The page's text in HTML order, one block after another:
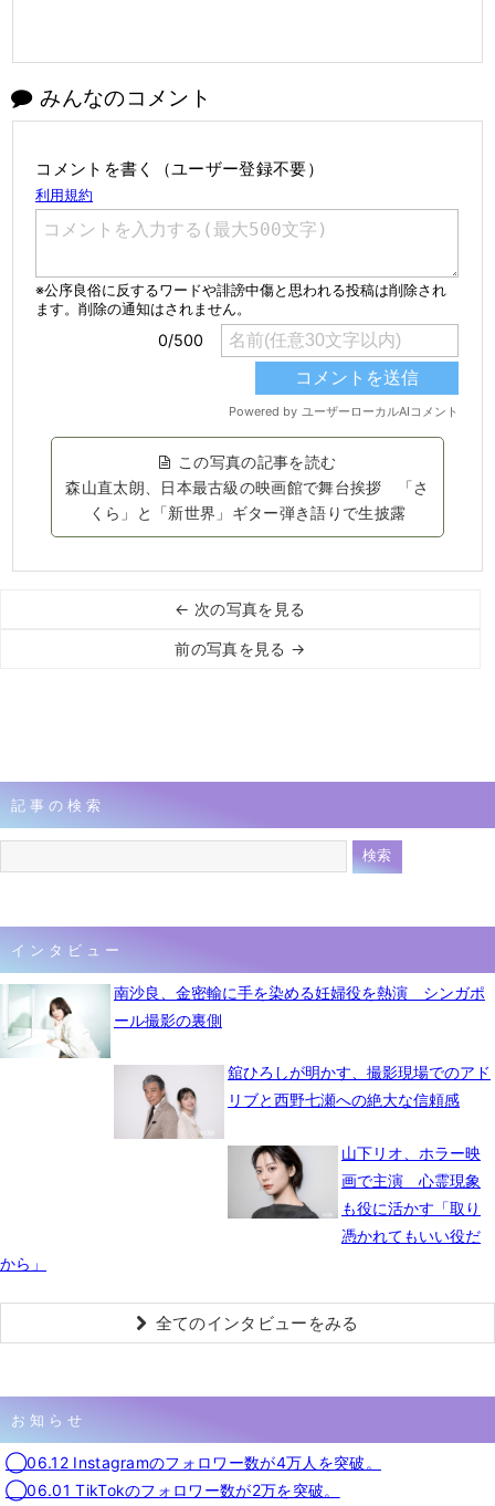
みんなのコメント
コメントを書く（ユーザー登録不要）
この写真の記事を読む
森山直太朗、日本最古級の映画館で舞台挨拶 「さ
くら」と「新世界」ギター弾き語りで生披露
← 次の写真を見る
前の写真を見る →
記事の検索
インタビュー
南沙良、金密輸に手を染める妊婦役を熱演 シンガポ
ール撮影の裏側
舘ひろしが明かす、撮影現場でのアド
リブと西野七瀬への絶大な信頼感
山下リオ、ホラー映
画で主演 心霊現象
も役に活かす「取り
憑かれてもいい役だ
から」
全てのインタビューをみる
お知らせ
◯06.12 Instagramのフォロワー数が4万人を突破。
◯06.01 TikTokのフォロワー数が2万を突破。